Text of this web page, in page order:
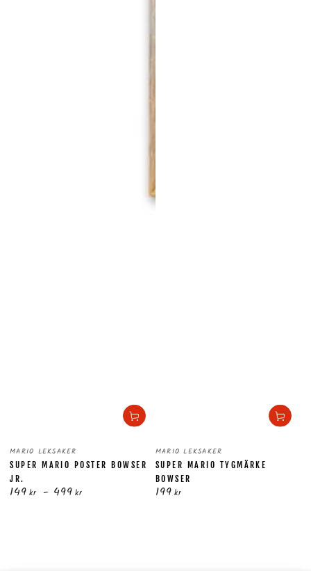
Säljare:
MARIO LEKSAKER
SUPER MARIO POSTER BOWSER
JR.
Ordinarie
149 kr 499 kr
Säljare:
MARIO LEKSAKER
SUPER MARIO TYGMÄRKE
BOWSER
Ordinarie
199 kr